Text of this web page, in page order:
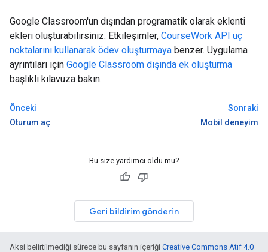
Google Classroom'un dışından programatik olarak eklenti
ekleri oluşturabilirsiniz. Etkileşimler, CourseWork API uç
noktalarını kullanarak ödev oluşturmaya benzer. Uygulama
ayrıntıları için Google Classroom dışında ek oluşturma
başlıklı kılavuza bakın.
Önceki
Oturum aç
Sonraki
Mobil deneyim
Bu size yardımcı oldu mu?
Geri bildirim gönderin
Aksi belirtilmediği sürece bu sayfanın içeriği Creative Commons Atıf 4.0